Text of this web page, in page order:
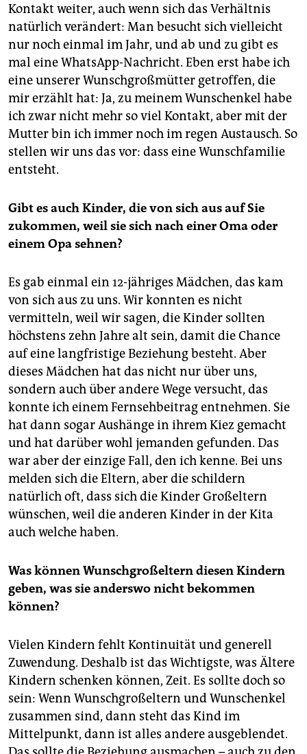
Kontakt weiter, auch wenn sich das Verhältnis
natürlich verändert: Man besucht sich vielleicht
nur noch einmal im Jahr, und ab und zu gibt es
mal eine WhatsApp-Nachricht. Eben erst habe ich
eine unserer Wunschgroßmütter getroffen, die
mir erzählt hat: Ja, zu meinem Wunsch­enkel habe
ich zwar nicht mehr so viel Kontakt, aber mit der
Mutter bin ich immer noch im regen Austausch. So
stellen wir uns das vor: dass eine Wunschfamilie
entsteht.
Gibt es auch Kinder, die von sich aus auf Sie
zukommen, weil sie sich nach einer Oma oder
einem Opa sehnen?
Es gab einmal ein 12-jähriges Mädchen, das kam
von sich aus zu uns. Wir konnten es nicht
vermitteln, weil wir sagen, die Kinder sollten
höchstens zehn Jahre alt sein, damit die Chance
auf eine langfristige Beziehung besteht. Aber
dieses Mädchen hat das nicht nur über uns,
sondern auch über andere Wege versucht, das
konnte ich einem Fernsehbeitrag entnehmen. Sie
hat dann sogar Aushänge in ihrem Kiez gemacht
und hat darüber wohl jemanden gefunden. Das
war aber der einzige Fall, den ich kenne. Bei uns
melden sich die Eltern, aber die schildern
natürlich oft, dass sich die Kinder Großeltern
wünschen, weil die anderen Kinder in der Kita
auch welche haben.
Was können Wunschgroßeltern diesen Kindern
geben, was sie anderswo nicht bekommen
können?
Vielen Kindern fehlt Kontinuität und generell
Zuwendung. Deshalb ist das Wichtigste, was Ältere
Kindern schenken können, Zeit. Es sollte doch so
sein: Wenn Wunschgroßeltern und Wunsch­enkel
zusammen sind, dann steht das Kind im
Mittelpunkt, dann ist alles andere ausgeblendet.